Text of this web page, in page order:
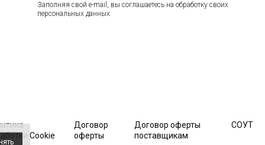
Заполняя свой e-mail, вы соглашаетесь на обработку своих
персональных данных
Cookie
Договор
оферты
Договор оферты
поставщикам
СОУТ